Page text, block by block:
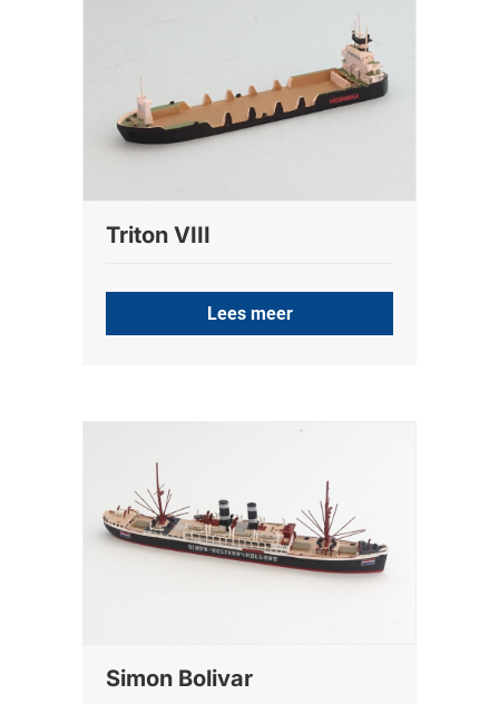
Triton VIII
Lees meer
Simon Bolivar